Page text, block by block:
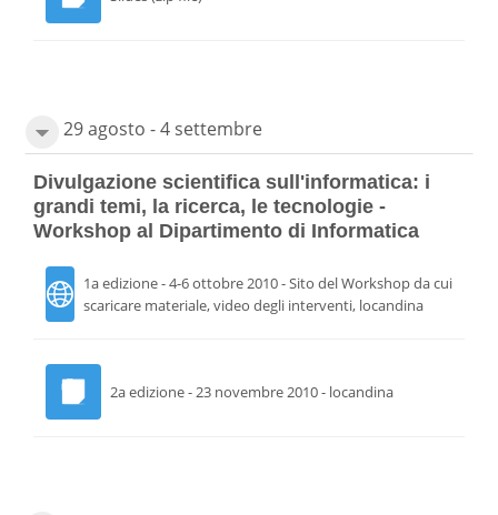
29 agosto - 4 settembre
Divulgazione scientifica sull'informatica: i
grandi temi, la ricerca, le tecnologie -
Workshop al Dipartimento di Informatica
1a edizione - 4-6 ottobre 2010 - Sito del Workshop da cui
scaricare materiale, video degli interventi, locandina
2a edizione - 23 novembre 2010 - locandina